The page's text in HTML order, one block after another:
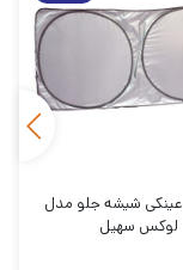
عینکی شیشه جلو مدل
لوکس سهیل